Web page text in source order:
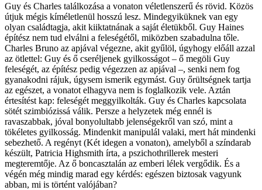
Guy és Charles találkozása a vonaton véletlenszerű és rövid. Közös
útjuk mégis kíméletlenül hosszú lesz. Mindegyiküknek van egy
olyan családtagja, akit kiiktatnának a saját életükből. Guy Haines
építész nem tud elválni a feleségétől, miközben szabadulna tőle.
Charles Bruno az apjával végezne, akit gyűlöl, úgyhogy előáll azzal
az ötlettel: Guy és ő cseréljenek gyilkosságot – ő megöli Guy
feleségét, az építész pedig végezzen az apjával –, senki nem fog
gyanakodni rájuk, úgysem ismerik egymást. Guy őrültségnek tartja
az egészet, a vonatot elhagyva nem is foglalkozik vele. Aztán
értesítést kap: feleségét meggyilkolták. Guy és Charles kapcsolata
sötét szimbiózissá válik. Persze a helyzetek még ennél is
ravaszabbak, jóval bonyolultabb jelenségekről van szó, mint a
tökéletes gyilkosság. Mindenkit manipulál valaki, mert hát mindenki
sebezhető. A regényt (Két idegen a vonaton), amelyből a színdarab
készült, Patricia Highsmith írta, a pszichothrillerek mesteri
megteremtője. Az ő boncasztalán az emberi lélek vergődik. És a
végén még mindig marad egy kérdés: egészen biztosak vagyunk
abban, mi is történt valójában?